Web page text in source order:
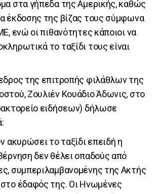
στα γήπεδα της Αμερικής, καθώς
έκδοσης της βίζας τους σύμφωνα
ενώ οι πιθανότητες κάποιοι να
το ταξίδι τους είναι
της επιτροπής φιλάθλων της
Ζουλιέν Κουάδιο Άδωνις, στο
ειδήσεων) δήλωσε
ακυρώσει το ταξίδι επειδή η
δεν θέλει οπαδούς από
συμπεριλαμβανομένης της Ακτής
έδαφός της. Οι Ηνωμένες